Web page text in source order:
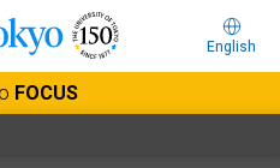
English
FOCUS